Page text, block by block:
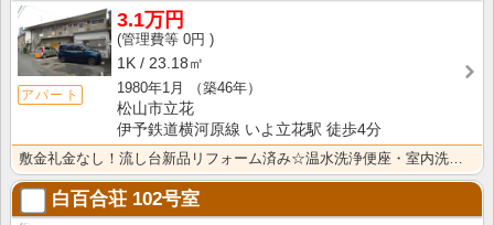
アパート
3.1万円
0円
1K
23.18㎡
1980年1月
（築46年）
松山市立花
伊予鉄道横河原線 いよ立花駅 徒歩4分
敷金礼金なし！流し台新品リフォーム済み☆温水洗浄便座・室内洗濯機置き場有り♪
白百合荘 102号室